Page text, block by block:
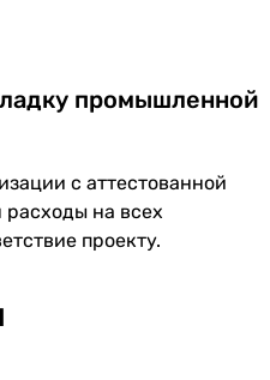
промышленной
с аттестованной
на всех
проекту.